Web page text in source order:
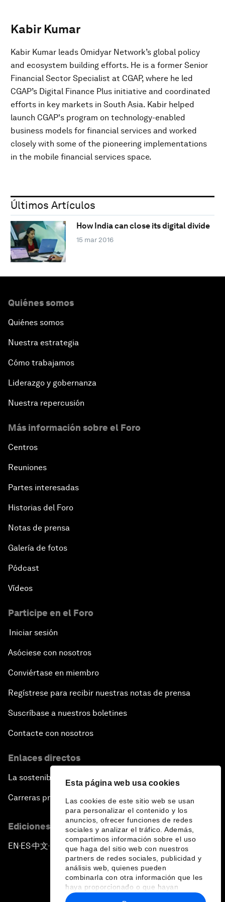
Esta página web usa cookies
Las cookies de este sitio web se usan
para personalizar el contenido y los
anuncios, ofrecer funciones de redes
sociales y analizar el tráfico. Además,
compartimos información sobre el uso
que haga del sitio web con nuestros
partners de redes sociales, publicidad y
análisis web, quienes pueden
combinarla con otra información que les
haya proporcionado o que hayan
recopilado a partir del uso que haya
Kabir Kumar
Kabir Kumar leads Omidyar Network’s global policy
and ecosystem building efforts. He is a former Senior
Financial Sector Specialist at CGAP, where he led
CGAP’s Digital Finance Plus initiative and coordinated
efforts in key markets in South Asia. Kabir helped
launch CGAP's program on technology-enabled
business models for financial services and worked
closely with some of the pioneering implementations
in the mobile financial services space.
Últimos Artículos
How India can close its digital divide
15 mar 2016
Quiénes somos
Quiénes somos
Nuestra estrategia
Cómo trabajamos
Liderazgo y gobernanza
Nuestra repercusión
Más información sobre el Foro
Centros
Reuniones
Partes interesadas
Historias del Foro
Notas de prensa
Galería de fotos
Pódcast
Vídeos
Participe en el Foro
Iniciar sesión
Asóciese con nosotros
Conviértase en miembro
Regístrese para recibir nuestras notas de prensa
Suscríbase a nuestros boletines
Contacte con nosotros
Enlaces directos
La sostenibilidad en el Foro
Carreras profesionales
Ediciones en otros idiomas
EN ▪ES▪中文▪ 日本語